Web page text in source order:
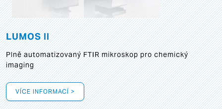
LUMOS II
Plně automatizovaný FTIR mikroskop pro chemický
imaging
VÍCE INFORMACÍ >